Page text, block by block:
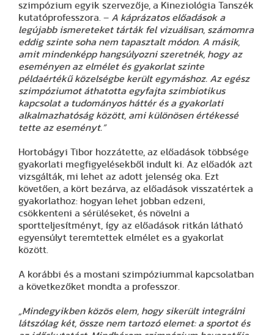
szimpózium egyik szervezője, a Kineziológia Tanszék
kutatóprofesszora. – A káprázatos előadások a
legújabb ismereteket tárták fel vizuálisan, számomra
eddig szinte soha nem tapasztalt módon. A másik,
amit mindenképp hangsúlyozni szeretnék, hogy az
eseményen az elmélet és gyakorlat szinte
példaértékű közelségbe került egymáshoz. Az egész
szimpóziumot áthatotta egyfajta szimbiotikus
kapcsolat a tudományos háttér és a gyakorlati
alkalmazhatóság között, ami különösen értékessé
tette az eseményt.”
Hortobágyi Tibor hozzátette, az előadások többsége
gyakorlati megfigyelésekből indult ki. Az előadók azt
vizsgálták, mi lehet az adott jelenség oka. Ezt
követően, a kört bezárva, az előadások visszatértek a
gyakorlathoz: hogyan lehet jobban edzeni,
csökkenteni a sérüléseket, és növelni a
sportteljesítményt, így az előadások ritkán látható
egyensúlyt teremtettek elmélet es a gyakorlat
között.
A korábbi és a mostani szimpóziummal kapcsolatban
a következőket mondta a professzor.
„Mindegyikben közös elem, hogy sikerült integrálni
látszólag két, össze nem tartozó elemet: a sportot és